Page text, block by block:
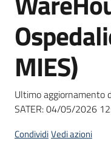
English
site
su
MIES)
Ultimo aggiornamento
SATER:04/05/2026
CondividiVedi azioni